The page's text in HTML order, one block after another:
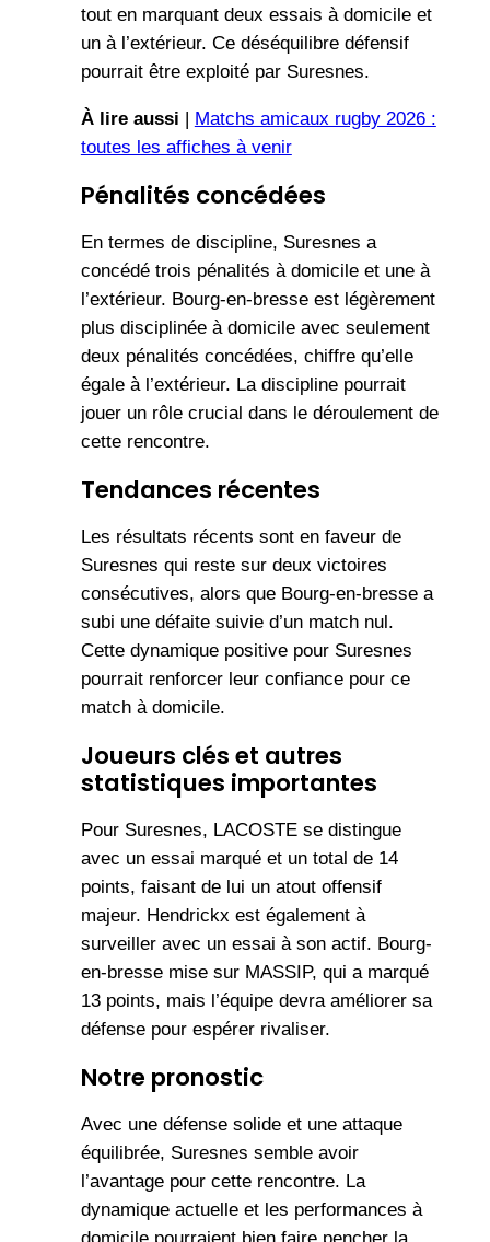
tout en marquant deux essais à domicile et
un à l’extérieur. Ce déséquilibre défensif
pourrait être exploité par Suresnes.
À lire aussi
Matchs amicaux rugby 2026 :
toutes les affiches à venir
Pénalités concédées
En termes de discipline, Suresnes a
concédé trois pénalités à domicile et une à
l’extérieur. Bourg-en-bresse est légèrement
plus disciplinée à domicile avec seulement
deux pénalités concédées, chiffre qu’elle
égale à l’extérieur. La discipline pourrait
jouer un rôle crucial dans le déroulement de
cette rencontre.
Tendances récentes
Les résultats récents sont en faveur de
Suresnes qui reste sur deux victoires
consécutives, alors que Bourg-en-bresse a
subi une défaite suivie d’un match nul.
Cette dynamique positive pour Suresnes
pourrait renforcer leur confiance pour ce
match à domicile.
Joueurs clés et autres
statistiques importantes
Pour Suresnes, LACOSTE se distingue
avec un essai marqué et un total de 14
points, faisant de lui un atout offensif
majeur. Hendrickx est également à
surveiller avec un essai à son actif. Bourg-
en-bresse mise sur MASSIP, qui a marqué
13 points, mais l’équipe devra améliorer sa
défense pour espérer rivaliser.
Notre pronostic
Avec une défense solide et une attaque
équilibrée, Suresnes semble avoir
l’avantage pour cette rencontre. La
dynamique actuelle et les performances à